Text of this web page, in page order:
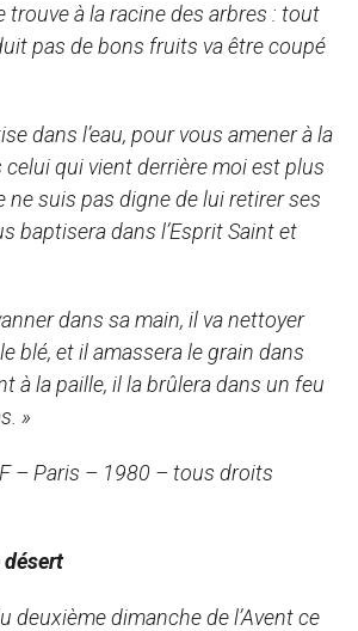
trouve à la racine des arbres : tout
pas de bons fruits va être coupé
dans l’eau, pour vous amener à la
qui vient derrière moi est plus
ne suis pas digne de lui retirer ses
baptisera dans l’Esprit Saint et
dans sa main, il va nettoyer
blé, et il amassera le grain dans
à la paille, il la brûlera dans un feu
»
– Paris – 1980 – tous droits
désert
deuxième dimanche de l’Avent ce